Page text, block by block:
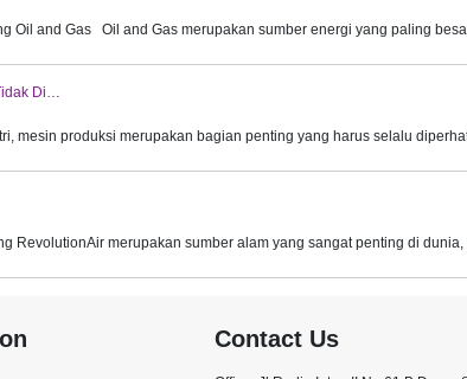
Oil and Gas Oil and Gas merupakan sumber energi yang paling
Di…
mesin produksi merupakan bagian penting yang harus selalu
RevolutionAir merupakan sumber alam yang sangat penting di dunia,
Contact Us